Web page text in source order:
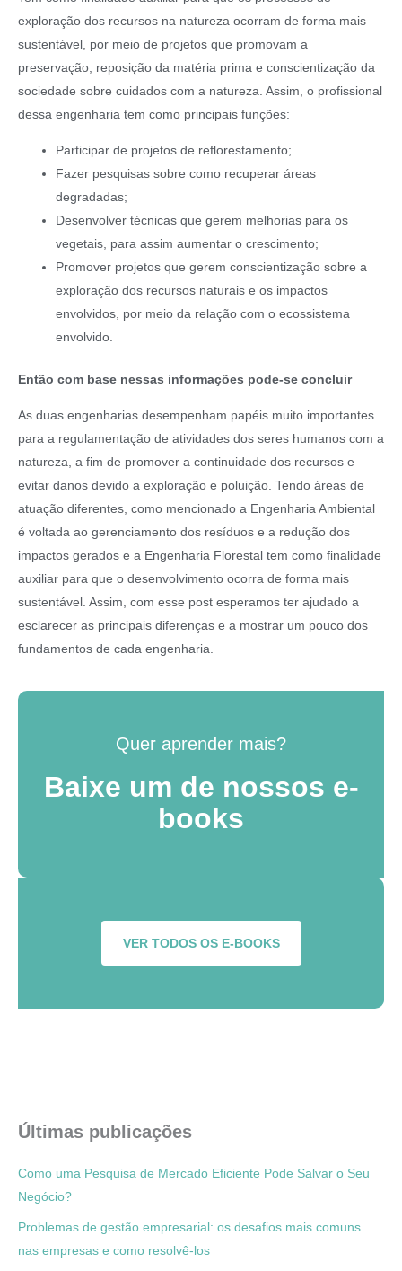
exploração dos recursos na natureza ocorram de forma mais
sustentável, por meio de projetos que promovam a
preservação, reposição da matéria prima e conscientização da
sociedade sobre cuidados com a natureza. Assim, o profissional
dessa engenharia tem como principais funções:
Participar de projetos de reflorestamento;
Fazer pesquisas sobre como recuperar áreas
degradadas;
Desenvolver técnicas que gerem melhorias para os
vegetais, para assim aumentar o crescimento;
Promover projetos que gerem conscientização sobre a
exploração dos recursos naturais e os impactos
envolvidos, por meio da relação com o ecossistema
envolvido.
Então com base nessas informações pode-se concluir
As duas engenharias desempenham papéis muito importantes
para a regulamentação de atividades dos seres humanos com a
natureza, a fim de promover a continuidade dos recursos e
evitar danos devido a exploração e poluição. Tendo áreas de
atuação diferentes, como mencionado a Engenharia Ambiental
é voltada ao gerenciamento dos resíduos e a redução dos
impactos gerados e a Engenharia Florestal tem como finalidade
auxiliar para que o desenvolvimento ocorra de forma mais
sustentável. Assim, com esse post esperamos ter ajudado a
esclarecer as principais diferenças e a mostrar um pouco dos
fundamentos de cada engenharia.
Quer aprender mais?
Baixe um de nossos e-
books
VER TODOS OS E-BOOKS
Últimas publicações
Como uma Pesquisa de Mercado Eficiente Pode Salvar o Seu
Negócio?
Problemas de gestão empresarial: os desafios mais comuns
nas empresas e como resolvê-los